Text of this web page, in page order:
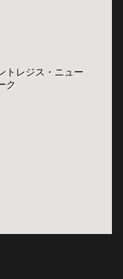
トレジス・ニュー
ク
トレジス・ニュー
ク